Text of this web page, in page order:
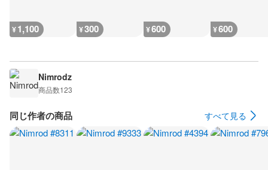
¥1,100 ¥300 ¥600 ¥600
Nimrodz
商品数123
同じ作者の商品 すべて見る